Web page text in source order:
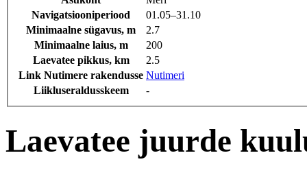
Navigatsiooniperiood
01.05‒31.10
Minimaalne sügavus, m
2.7
Minimaalne laius, m
200
Laevatee pikkus, km
2.5
Link Nutimere rakendusse Nutimeri
Liikluseraldusskeem
-
Laevatee juurde